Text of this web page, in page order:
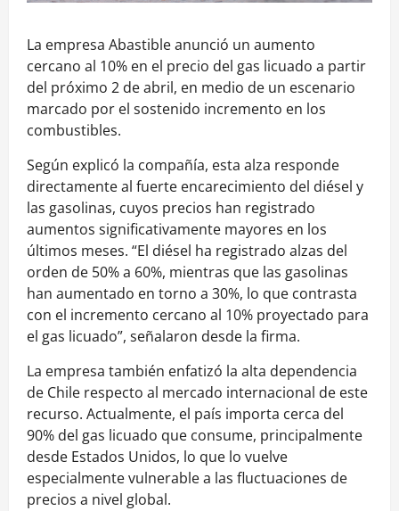
La empresa Abastible anunció un aumento
cercano al 10% en el precio del gas licuado a partir
del próximo 2 de abril, en medio de un escenario
marcado por el sostenido incremento en los
combustibles.
Según explicó la compañía, esta alza responde
directamente al fuerte encarecimiento del diésel y
las gasolinas, cuyos precios han registrado
aumentos significativamente mayores en los
últimos meses. “El diésel ha registrado alzas del
orden de 50% a 60%, mientras que las gasolinas
han aumentado en torno a 30%, lo que contrasta
con el incremento cercano al 10% proyectado para
el gas licuado”, señalaron desde la firma.
La empresa también enfatizó la alta dependencia
de Chile respecto al mercado internacional de este
recurso. Actualmente, el país importa cerca del
90% del gas licuado que consume, principalmente
desde Estados Unidos, lo que lo vuelve
especialmente vulnerable a las fluctuaciones de
precios a nivel global.